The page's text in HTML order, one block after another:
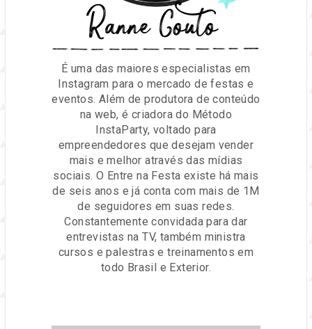
Ranne Couto
É uma das maiores especialistas em
Instagram para o mercado de festas e
eventos. Além de produtora de conteúdo
na web, é criadora do Método
InstaParty, voltado para
empreendedores que desejam vender
mais e melhor através das mídias
sociais. O Entre na Festa existe há mais
de seis anos e já conta com mais de 1M
de seguidores em suas redes.
Constantemente convidada para dar
entrevistas na TV, também ministra
cursos e palestras e treinamentos em
todo Brasil e Exterior.